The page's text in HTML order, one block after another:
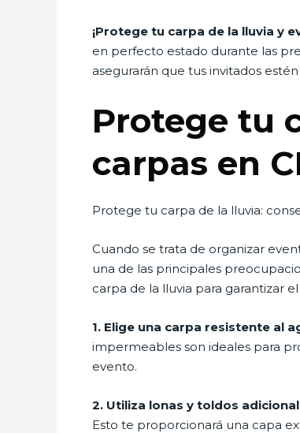
¡Protege tu carpa de la lluvia y
en perfecto estado durante las
asegurarán que tus invitados
Protege tu
carpas en
Protege tu carpa de la lluvia:
Cuando se trata de organizar
una de las principales
carpa de la lluvia para garantizar
1. Elige una carpa resistente al
impermeables son ideales para
evento.
2. Utiliza lonas y toldos
Esto te proporcionará una capa